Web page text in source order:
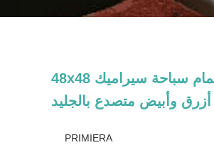
بلاط فسيفساء حمام سباحة سيراميك 48x48
وأبيض متصدع بالجليد
PRIMIERA